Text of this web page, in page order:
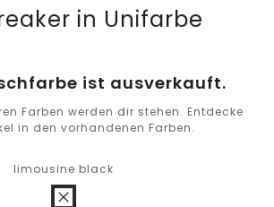
in Unifarbe
ist ausverkauft.
Farben werden dir stehen. Entdecke
in den vorhandenen Farben.
limousine black